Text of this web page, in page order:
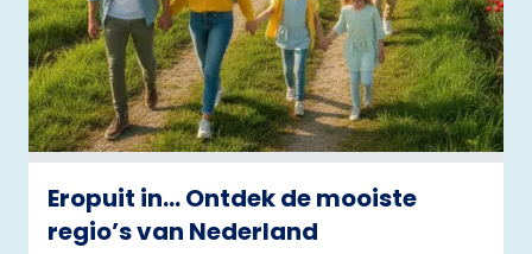
Eropuit in… Ontdek de mooiste
regio’s van Nederland